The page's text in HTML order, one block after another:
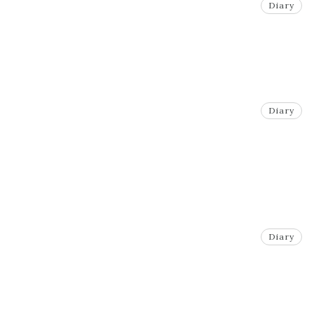
Diary
Diary
Diary